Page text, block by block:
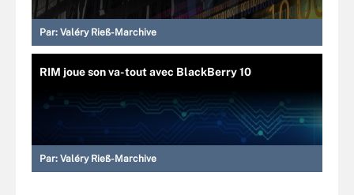
Par: Valéry Rieß-Marchive
RIM joue son va-tout avec BlackBerry 10
Par: Valéry Rieß-Marchive